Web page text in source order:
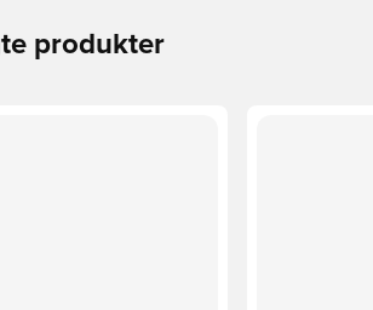
produkter